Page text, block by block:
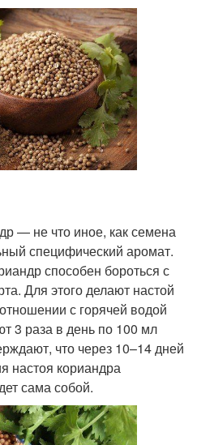
— не что иное, как семена
специфический аромат.
способен бороться с
Для этого делают настой
с горячей водой
3 раза в день по 100 мл
что через 10–14 дней
настоя кориандра
сама собой.